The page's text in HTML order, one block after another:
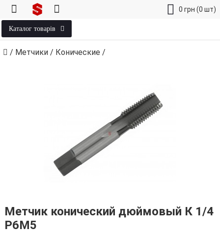
0 грн (0 шт)
Каталог товарів
/ Метчики / Конические /
Метчик конический дюймовый К 1/4
Р6М5